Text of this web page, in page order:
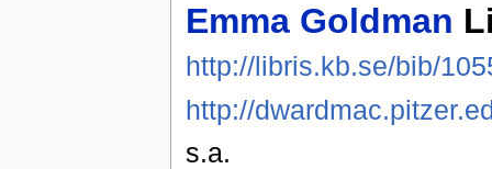
Emma Goldman
http://libris.kb.se/bib/
http://
s.a.